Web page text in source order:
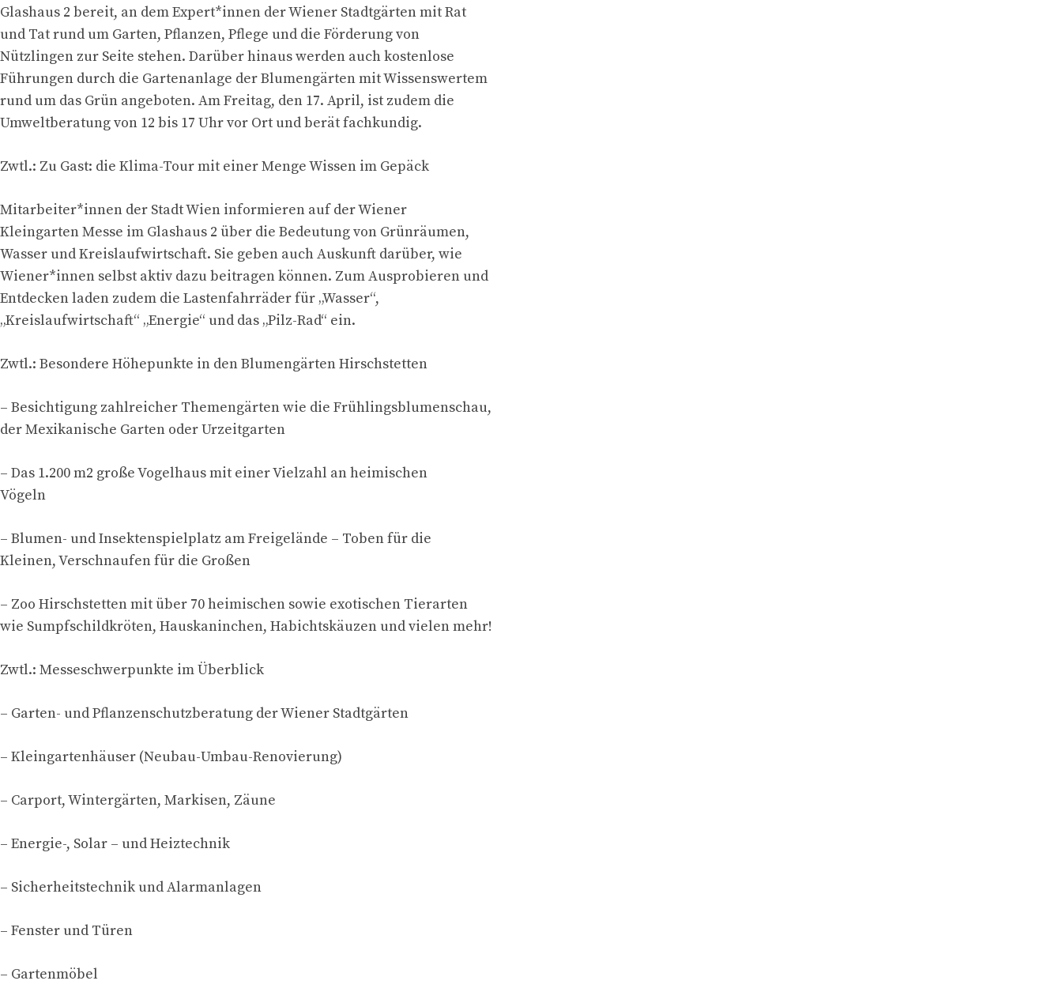
Glashaus 2 bereit, an dem Expert*innen der Wiener Stadtgärten mit Rat
und Tat rund um Garten, Pflanzen, Pflege und die Förderung von
Nützlingen zur Seite stehen. Darüber hinaus werden auch kostenlose
Führungen durch die Gartenanlage der Blumengärten mit Wissenswertem
rund um das Grün angeboten. Am Freitag, den 17. April, ist zudem die
Umweltberatung von 12 bis 17 Uhr vor Ort und berät fachkundig.
Zwtl.: Zu Gast: die Klima-Tour mit einer Menge Wissen im Gepäck
Mitarbeiter*innen der Stadt Wien informieren auf der Wiener
Kleingarten Messe im Glashaus 2 über die Bedeutung von Grünräumen,
Wasser und Kreislaufwirtschaft. Sie geben auch Auskunft darüber, wie
Wiener*innen selbst aktiv dazu beitragen können. Zum Ausprobieren und
Entdecken laden zudem die Lastenfahrräder für „Wasser“,
„Kreislaufwirtschaft“ „Energie“ und das „Pilz-Rad“ ein.
Zwtl.: Besondere Höhepunkte in den Blumengärten Hirschstetten
– Besichtigung zahlreicher Themengärten wie die Frühlingsblumenschau,
der Mexikanische Garten oder Urzeitgarten
– Das 1.200 m2 große Vogelhaus mit einer Vielzahl an heimischen
Vögeln
– Blumen- und Insektenspielplatz am Freigelände – Toben für die
Kleinen, Verschnaufen für die Großen
– Zoo Hirschstetten mit über 70 heimischen sowie exotischen Tierarten
wie Sumpfschildkröten, Hauskaninchen, Habichtskäuzen und vielen mehr!
Zwtl.: Messeschwerpunkte im Überblick
– Garten- und Pflanzenschutzberatung der Wiener Stadtgärten
– Kleingartenhäuser (Neubau-Umbau-Renovierung)
– Carport, Wintergärten, Markisen, Zäune
– Energie-, Solar – und Heiztechnik
– Sicherheitstechnik und Alarmanlagen
– Fenster und Türen
– Gartenmöbel